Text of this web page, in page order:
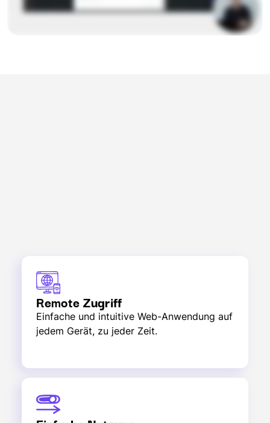
Remote Zugriff
Einfache und intuitive Web-Anwendung auf
jedem Gerät, zu jeder Zeit.